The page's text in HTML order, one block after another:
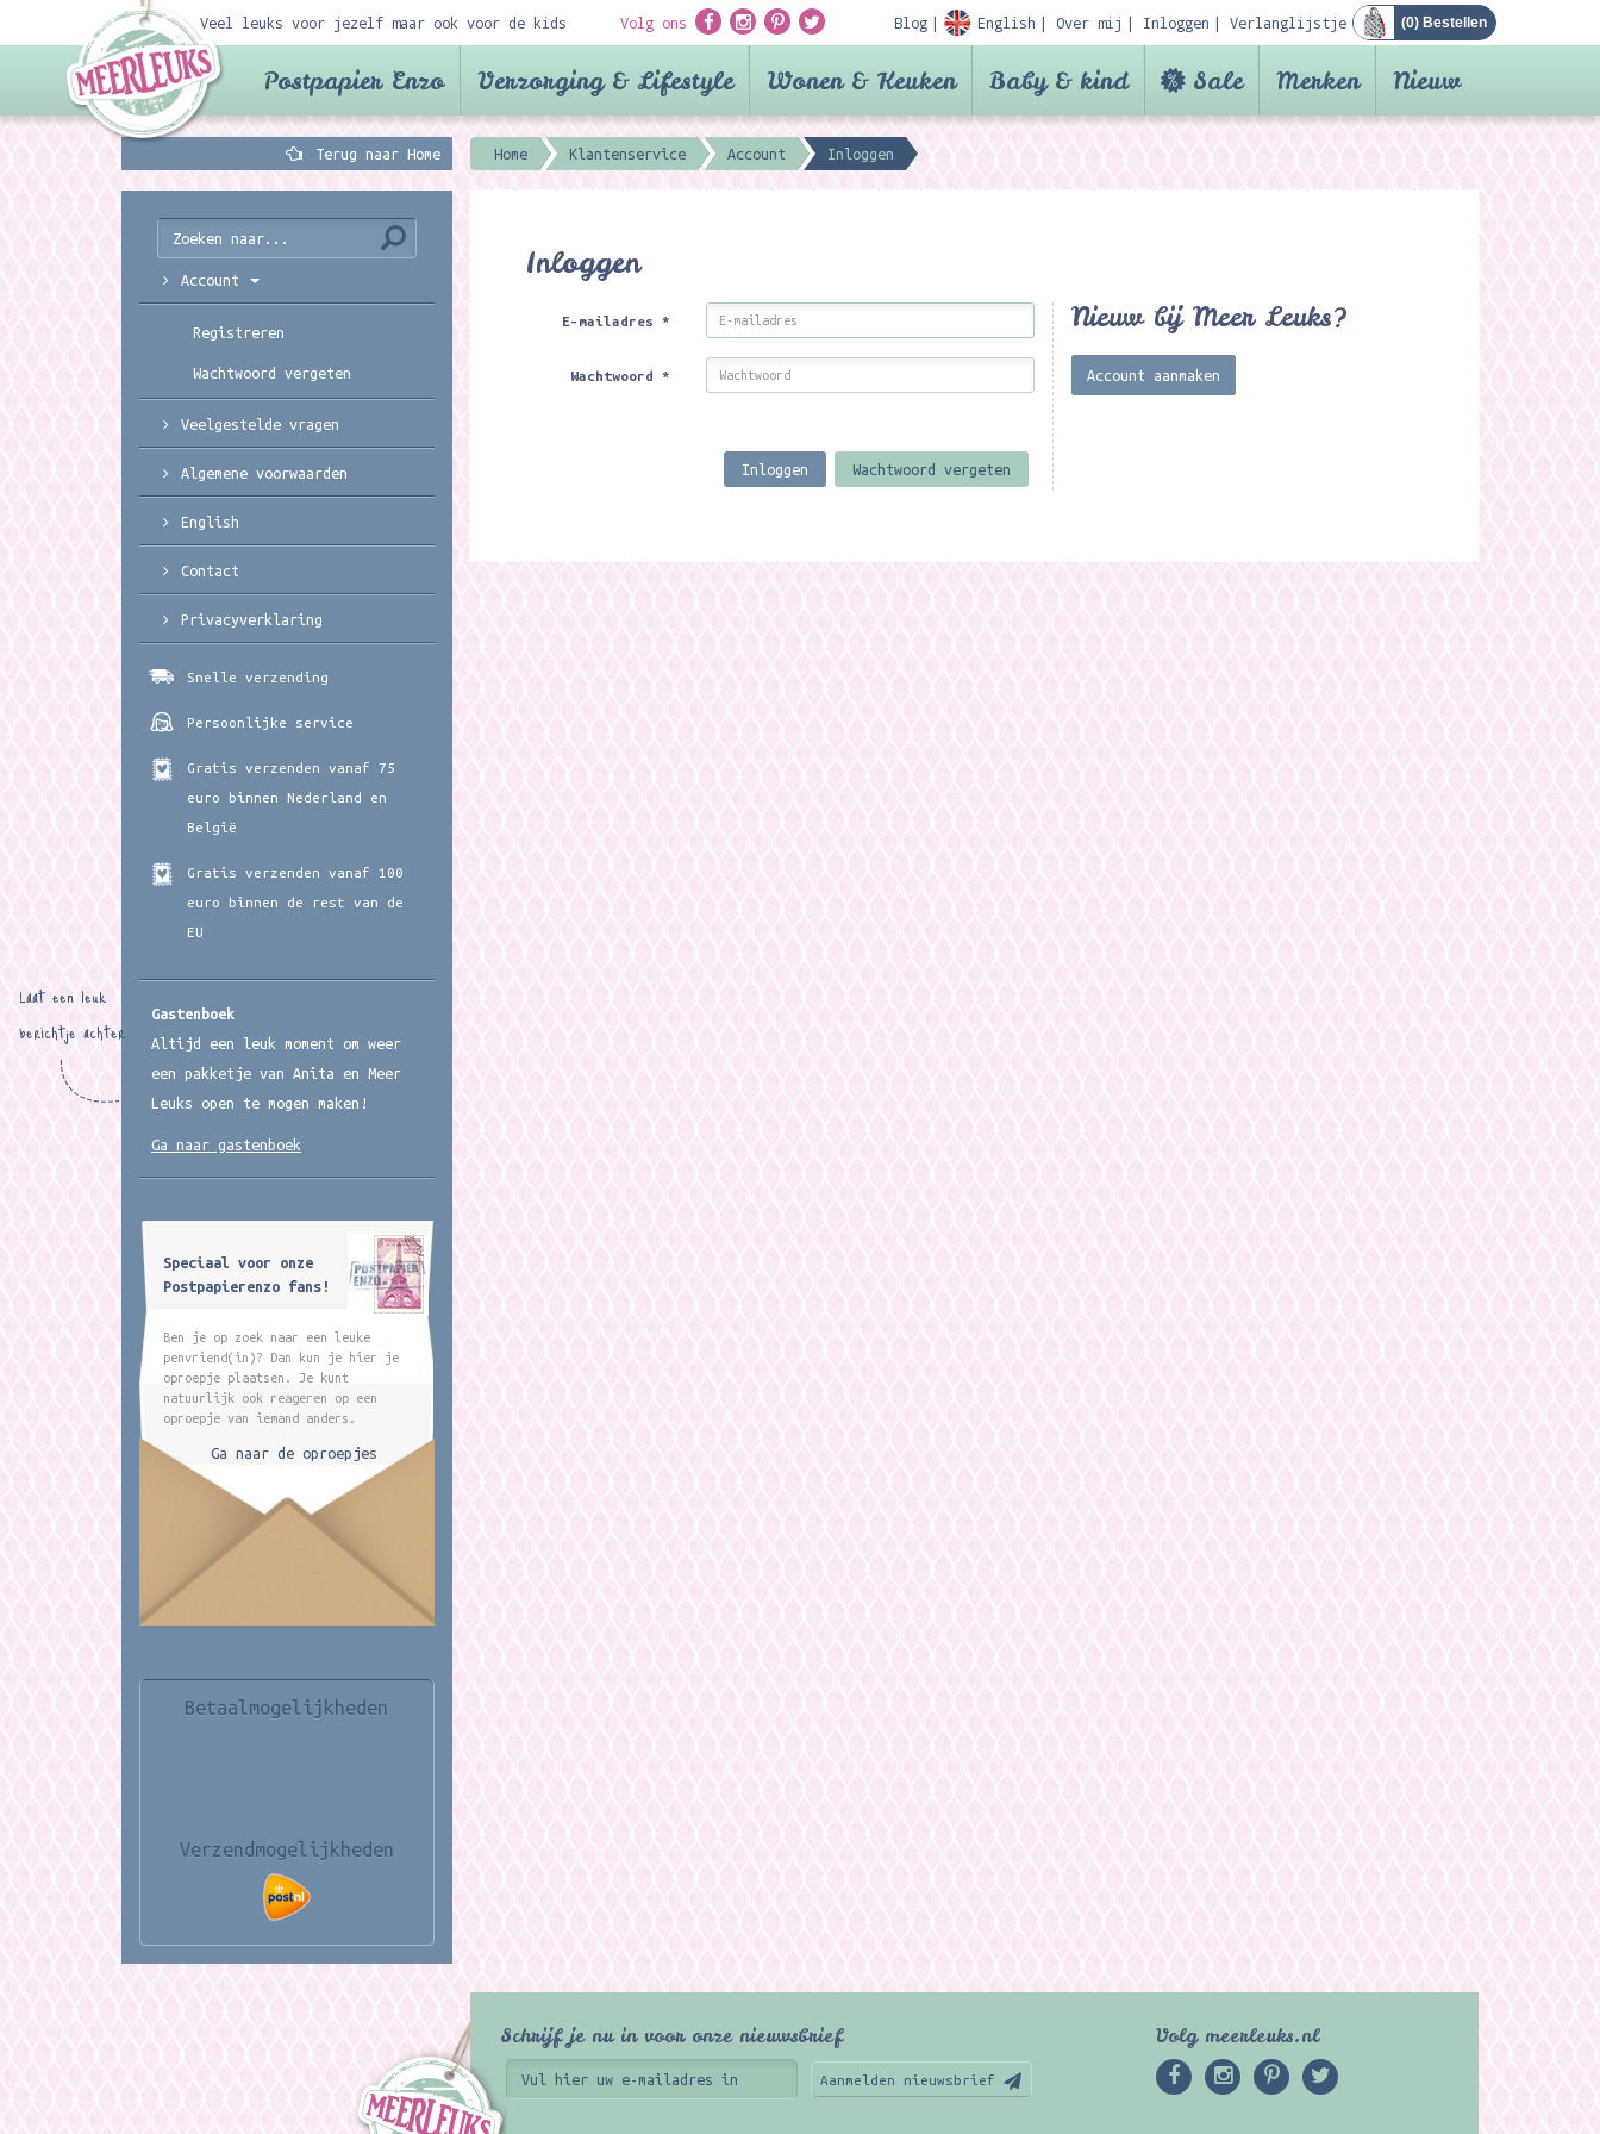
Veel leuks voor jezelf maar ook voor de kids Volg ons Blog English Over mij Inloggen Verlanglijstje (0) Bestellen
Postpapier Enzo Verzorging & Lifestyle Wonen & Keuken Baby & kind Sale Merken Nieuw
Terug naar Home Home Klantenservice Account Inloggen
Inloggen
E-mailadres*
Wachtwoord*
Inloggen Wachtwoord vergeten
Nieuw bij Meer Leuks?
Account aanmaken
Account
Registreren
Wachtwoord vergeten
Veelgestelde vragen
Algemene voorwaarden
English
Contact
Privacyverklaring
Snelle verzending
Persoonlijke service
Gratis verzenden vanaf 75
euro binnen Nederland en
België
Gratis verzenden vanaf 100
euro binnen de rest van de
EU
Gastenboek
Altijd een leuk moment om weer
een pakketje van Anita en Meer
Leuks open te mogen maken!
Laat een leuk
berichtje achter
Ga naar gastenboek
Speciaal voor onze
Postpapierenzo fans!
Ben je op zoek naar een leuke
penvriend(in)? Dan kun je hier je
oproepje plaatsen. Je kunt
natuurlijk ook reageren op een
oproepje van iemand anders.
Ga naar de oproepjes
Betaalmogelijkheden
Verzendmogelijkheden
Schrijf je nu in voor onze nieuwsbrief
Aanmelden nieuwsbrief
Volg meerleuks.nl